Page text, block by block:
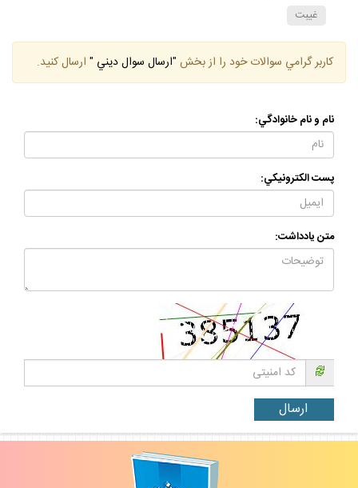
غيبت
كاربر گرامي سوالات خود را از بخش "ارسال سوال ديني " ارسال كنيد.
نام و نام خانوادگي:
پست الكترونيكي:
متن يادداشت: